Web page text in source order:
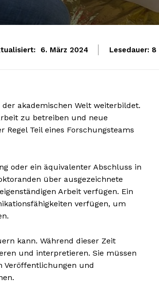
6. März 2024 Lesedauer: 8
akademischen Welt weiterbildet.
zu betreiben und neue
Teil eines Forschungsteams
oder ein äquivalenter Abschluss in
über ausgezeichnete
Arbeit verfügen. Ein
verfügen, um
kann. Während dieser Zeit
und interpretieren. Sie müssen
Veröffentlichungen und